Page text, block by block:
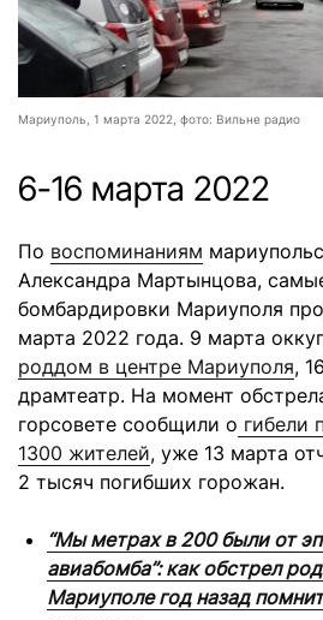
Мариуполь, 1 марта 2022, фото: Вильне радио
6-16 марта 2022
По воспоминаниям
Александра Мартынцова,
бомбардировки Мариуполя
марта 2022 года. 9 марта
роддом в центре Мариуполя,
драмтеатр. На момент
горсовете сообщили о гибели
1300 жителей, уже 13 марта
2 тысяч погибших горожан.
“Мы метрах в 200 были от
авиабомба”: как обстрел
Мариуполе год назад